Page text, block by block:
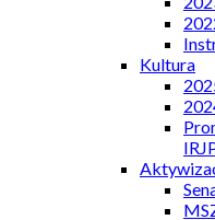
Kultura